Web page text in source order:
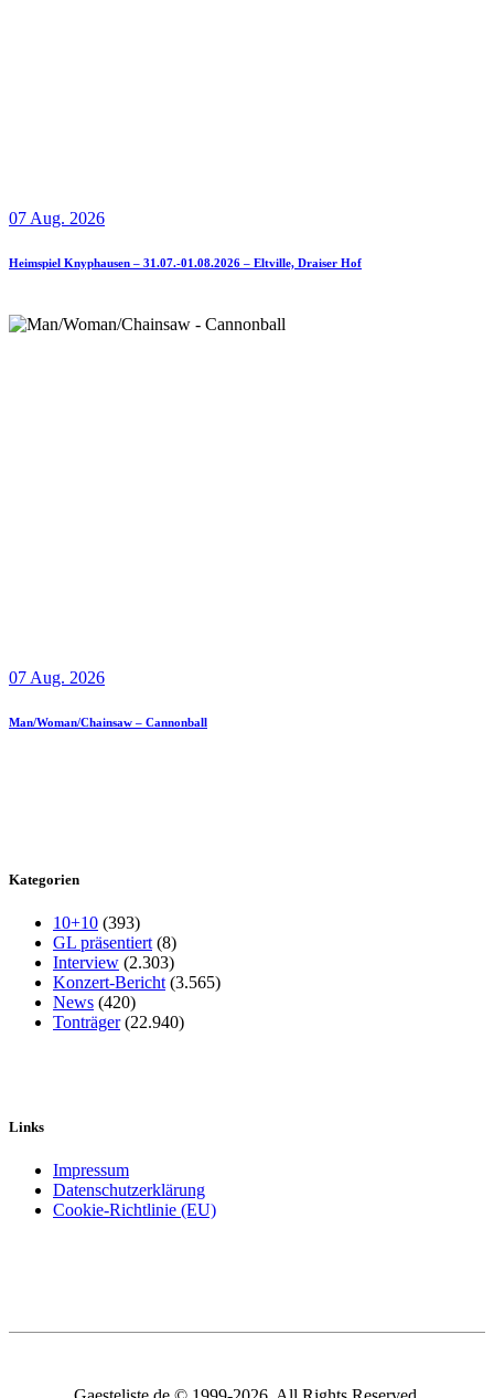
07 Aug. 2026
Heimspiel Knyphausen – 31.07.-01.08.2026 – Eltville, Draiser Hof
07 Aug. 2026
Man/Woman/Chainsaw – Cannonball
Kategorien
10+10 (393)
GL präsentiert (8)
Interview (2.303)
Konzert-Bericht (3.565)
News (420)
Tonträger(22.940)
Links
Impressum
Datenschutzerklärung
Cookie-Richtlinie (EU)